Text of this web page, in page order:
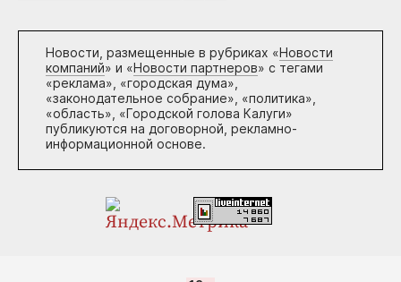
Новости, размещенные в рубриках «Новости
компаний» и «Новости партнеров» с тегами
«реклама», «городская дума»,
«законодательное собрание», «политика»,
«область», «Городской голова Калуги»
публикуются на договорной, рекламно-
информационной основе.